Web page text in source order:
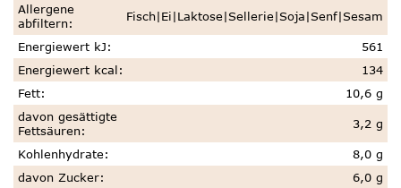
Allergene
abfiltern: Fisch|Ei|Laktose|Sellerie|Soja|Senf|Sesam
Energiewert kJ:
561
Energiewert kcal:
134
Fett:
10,6 g
davon gesättigte
Fettsäuren: 3,2 g
Kohlenhydrate:
8,0 g
davon Zucker:
6,0 g